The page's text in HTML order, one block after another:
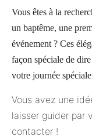
Vous êtes à la
un baptême, une
événement ? Ces
façon spéciale de
votre journée
Vous avez une
laisser guider par
contacter !